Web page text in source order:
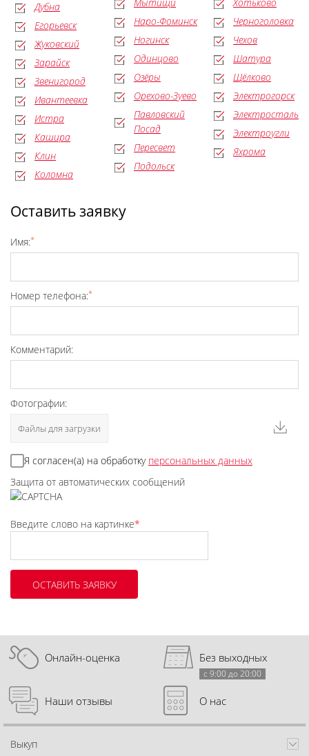
Дубна
Егорьевск
Жуковский
Зарайск
Звенигород
Ивантеевка
Истра
Кашира
Клин
Коломна
Мытищи
Наро-Фоминск
Ногинск
Одинцово
Озёры
Орехово-Зуево
Павловский
Посад
Пересвет
Подольск
Хотьково
Черноголовка
Чехов
Шатура
Щёлково
Электрогорск
Электросталь
Электроугли
Яхрома
Оставить заявку
Имя:*
Номер телефона:*
Комментарий:
Фотографии:
Файлы для загрузки
Я согласен(а) на обработку персональных данных
Защита от автоматических сообщений
Введите слово на картинке*
Онлайн-оценка Без выходных
с 9:00 до 20:00
Наши отзывы О нас
Выкуп